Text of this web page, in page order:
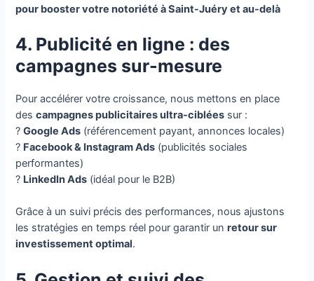
pour booster votre notoriété à Saint-Juéry et au-delà
4. Publicité en ligne : des
campagnes sur-mesure
Pour accélérer votre croissance, nous mettons en place
descampagnes publicitaires ultra-ciblées sur :
?Google Ads (référencement payant, annonces locales)
? Facebook & Instagram Ads (publicités sociales
performantes)
? LinkedIn Ads (idéal pour le B2B)
Grâce à un suivi précis des performances, nous ajustons
les stratégies en temps réel pour garantir unretour sur
investissement optimal.